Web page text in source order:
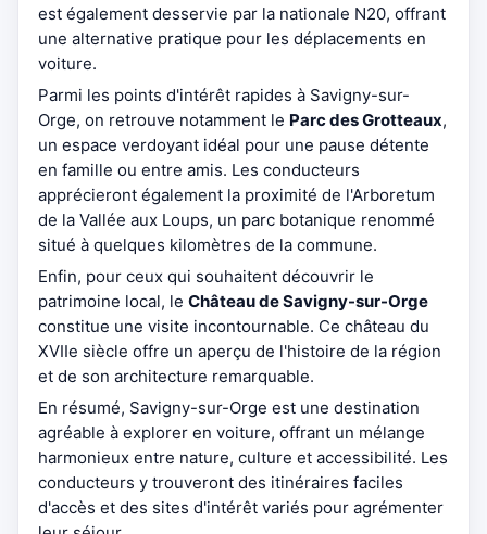
est également desservie par la nationale N20, offrant
une alternative pratique pour les déplacements en
voiture.
Parmi les points d'intérêt rapides à Savigny-sur-
Orge, on retrouve notamment le Parc des Grotteaux,
un espace verdoyant idéal pour une pause détente
en famille ou entre amis. Les conducteurs
apprécieront également la proximité de l'Arboretum
de la Vallée aux Loups, un parc botanique renommé
situé à quelques kilomètres de la commune.
Enfin, pour ceux qui souhaitent découvrir le
patrimoine local, le Château de Savigny-sur-Orge
constitue une visite incontournable. Ce château du
XVIIe siècle offre un aperçu de l'histoire de la région
et de son architecture remarquable.
En résumé, Savigny-sur-Orge est une destination
agréable à explorer en voiture, offrant un mélange
harmonieux entre nature, culture et accessibilité. Les
conducteurs y trouveront des itinéraires faciles
d'accès et des sites d'intérêt variés pour agrémenter